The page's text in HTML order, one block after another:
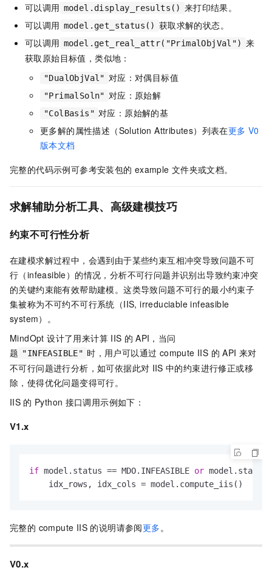
可以调用 model.display_results() 来打印结果。
可以调用 model.get_status() 获取求解的状态。
可以调用 model.get_real_attr("PrimalObjVal") 来
获取原始目标值，类似地：
"DualObjVal" 对应：对偶目标值
"PrimalSoln" 对应：原始解
"ColBasis" 对应：原始解的基
更多解的属性描述（Solution Attributes）列表在更多 V0
版本文档
完整的代码示例可参考安装包的 example 文件夹或文档。
求解辅助分析工具、高级建模技巧
约束不可行性分析
在建模求解过程中，会遇到由于某些约束互相冲突导致问题不可
行（infeasible）的情况，分析不可行问题并识别出导致约束冲突
的关键约束能有效帮助建模。这类导致问题不可行的最小约束子
集被称为不可约不可行系统（IIS, irreduciable infeasible
system）。
MindOpt 设计了用来计算 IIS 的 API，当问
题 "INFEASIBLE" 时，用户可以通过 compute IIS 的 API 来对
不可行问题进行分析，如可依据此对 IIS 中的约束进行修正或移
除，使得优化问题变得可行。
IIS 的 Python 接口调用示例如下：
V1.x
if model.status == MDO.INFEASIBLE or model.status
    idx_rows, idx_cols = model.compute_iis()
完整的 compute IIS 的说明请参阅更多 。
V0.x